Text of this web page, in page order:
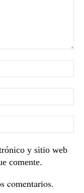
y sitio web
comente.
comentarios.